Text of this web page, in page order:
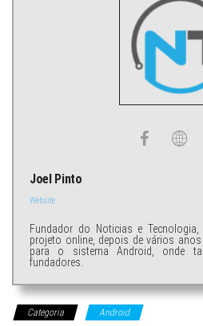
Joel Pinto
Website
Fundador do Noticias e
projeto online, depois de vários
para o sistema Android, onde
fundadores.
Categoria Android